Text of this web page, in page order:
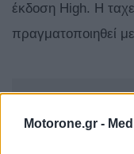
Motorone.gr -
έκδοση High. Η
πραγματοποιηθεί